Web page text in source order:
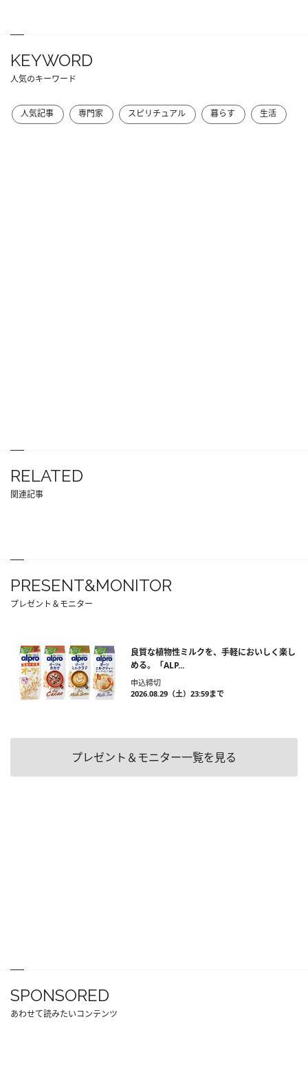
KEYWORD
人気のキーワード
人気記事 専門家 スピリチュアル 暮らす 生活
RELATED
関連記事
PRESENT&MONITOR
プレゼント＆モニター
良質な植物性ミルクを、手軽においしく楽し
める。「ALP...
申込締切
2026.08.29（土）23:59まで
プレゼント＆モニター一覧を見る
SPONSORED
あわせて読みたいコンテンツ